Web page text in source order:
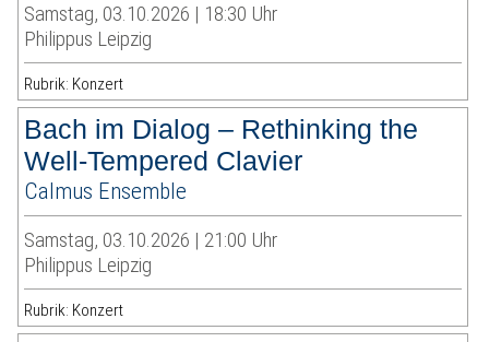
Samstag, 03.10.2026 | 18:30 Uhr
Philippus Leipzig
Rubrik: Konzert
Bach im Dialog – Rethinking the
Well-Tempered Clavier
Calmus Ensemble
Samstag, 03.10.2026 | 21:00 Uhr
Philippus Leipzig
Rubrik: Konzert